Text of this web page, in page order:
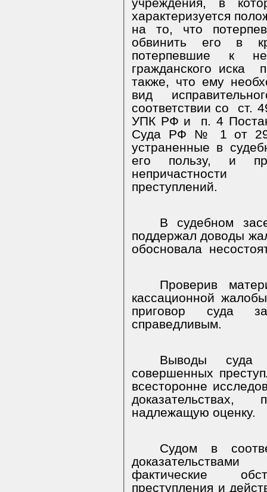
учреждения, в
характеризуется
на то, что
обвинить его в
потерпевшие к
гражданского иска
также, что ему
вид
соответствии со
ст.
УПК РФ и
п. 4
Суда РФ № 1 от
устраненные в
его пользу, и
непричастности
преступлений.
В судебном
поддержал доводы
обосновала
Проверив
кассационной
приговор суда
справедливым.
Выводы
суда
совершенных
всесторонне
надлежащую оценку.
Судом в
фактические
преступления и